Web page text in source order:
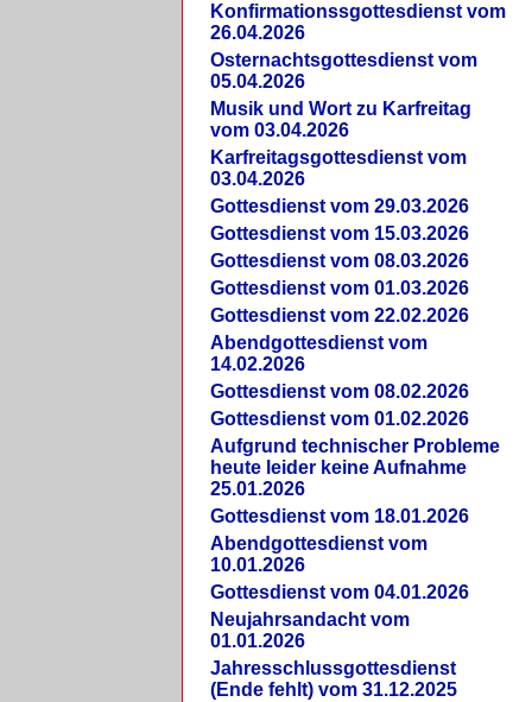
Konfirmationssgottesdienst vom
26.04.2026
Osternachtsgottesdienst vom
05.04.2026
Musik und Wort zu Karfreitag
vom 03.04.2026
Karfreitagsgottesdienst vom
03.04.2026
Gottesdienst vom 29.03.2026
Gottesdienst vom 15.03.2026
Gottesdienst vom 08.03.2026
Gottesdienst vom 01.03.2026
Gottesdienst vom 22.02.2026
Abendgottesdienst vom
14.02.2026
Gottesdienst vom 08.02.2026
Gottesdienst vom 01.02.2026
Aufgrund technischer Probleme
heute leider keine Aufnahme
25.01.2026
Gottesdienst vom 18.01.2026
Abendgottesdienst vom
10.01.2026
Gottesdienst vom 04.01.2026
Neujahrsandacht vom
01.01.2026
Jahresschlussgottesdienst
(Ende fehlt) vom 31.12.2025